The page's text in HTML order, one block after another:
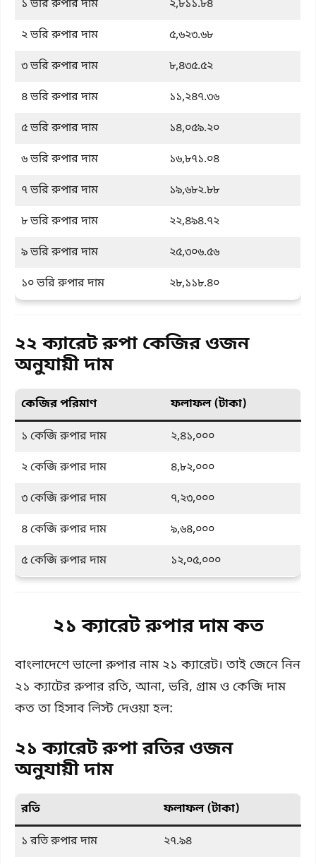
১ ভরি রুপার দাম
২,৮১১.৮৪
২ ভরি রুপার দাম
৫,৬২৩.৬৮
৩ ভরি রুপার দাম
৮,৪৩৫.৫২
৪ ভরি রুপার দাম
১১,২৪৭.৩৬
৫ ভরি রুপার দাম
১৪,০৫৯.২০
৬ ভরি রুপার দাম
১৬,৮৭১.০৪
৭ ভরি রুপার দাম
১৯,৬৮২.৮৮
৮ ভরি রুপার দাম
২২,৪৯৪.৭২
৯ ভরি রুপার দাম
২৫,৩০৬.৫৬
১০ ভরি রুপার দাম
২৮,১১৮.৪০
২২ ক্যারেট রুপা কেজির ওজন
অনুযায়ী দাম
কেজির পরিমাণ ফলাফল (টাকা)
১ কেজি রুপার দাম
২,৪১,০০০
২ কেজি রুপার দাম
৪,৮২,০০০
৩ কেজি রুপার দাম
৭,২৩,০০০
৪ কেজি রুপার দাম
৯,৬৪,০০০
৫ কেজি রুপার দাম
১২,০৫,০০০
২১ ক্যারেট রুপার দাম কত
বাংলাদেশে ভালো রুপার নাম ২১ ক্যারেট। তাই জেনে নিন
২১ ক্যাটের রুপার রতি, আনা, ভরি, গ্রাম ও কেজি দাম
কত তা হিসাব লিস্ট দেওয়া হল:
২১ ক্যারেট রুপা রতির ওজন
অনুযায়ী দাম
রতি ফলাফল (টাকা)
১ রতি রুপার দাম
২৭.৯৪